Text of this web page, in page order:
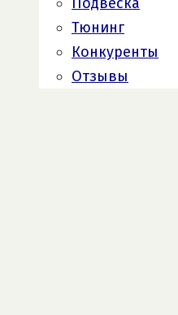
Тюнинг
Конкуренты
Отзывы